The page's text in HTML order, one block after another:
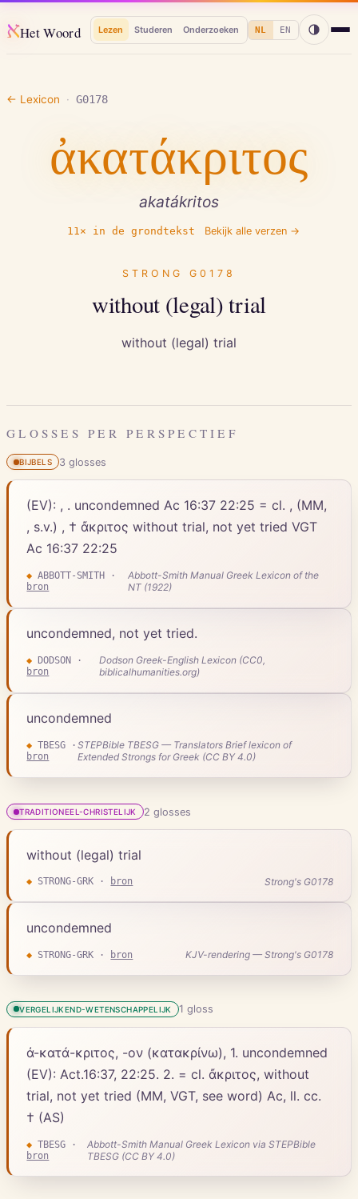
אHet Woord Lezen Studeren Onderzoeken NL EN
← Lexicon · G0178
ἀκατάκριτος
akatákritos
11× in de grondtekst Bekijk alle verzen →
STRONG G0178
without (legal) trial
without (legal) trial
GLOSSES PER PERSPECTIEF
BIJBELS 3glosses
(EV): , . uncondemned Ac 16:37 22:25 = cl. , (MM,
, s.v.) , † ἄκριτος without trial, not yet tried VGT
Ac 16:37 22:25
◆ ABBOTT-SMITH ·
bron
Abbott-Smith Manual Greek Lexicon of the
NT (1922)
uncondemned, not yet tried.
◆ DODSON ·
bron
Dodson Greek-English Lexicon (CC0,
biblicalhumanities.org)
uncondemned
◆ TBESG ·
bron
STEPBible TBESG — Translators Brief lexicon of
Extended Strongs for Greek (CC BY 4.0)
TRADITIONEEL-CHRISTELIJK 2 glosses
without (legal) trial
◆ STRONG-GRK · bron Strong's G0178
uncondemned
◆ STRONG-GRK · bron KJV-rendering — Strong's G0178
VERGELIJKEND-WETENSCHAPPELIJK 1 gloss
ἀ-κατά-κριτος, -ον (κατακρίνω), 1. uncondemned
(EV): Act.16:37, 22:25. 2. = cl. ἄκριτος, without
trial, not yet tried (MM, VGT, see word) Ac, ll. cc.
† (AS)
◆ TBESG ·
bron
Abbott-Smith Manual Greek Lexicon via STEPBible
TBESG (CC BY 4.0)